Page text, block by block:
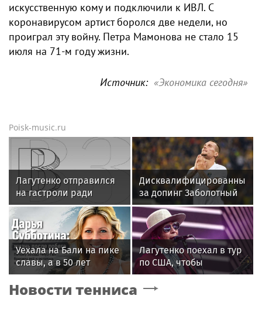
искусственную кому и подключили к ИВЛ. С
коронавирусом артист боролся две недели, но
проиграл эту войну. Петра Мамонова не стало 15
июля на 71-м году жизни.
Источник: «Экономика сегодня»
Poisk-music.ru
Лагутенко отправился
на гастроли ради
ремонта сгоревшего
особняка в США
Дисквалифицированный
за допинг Заболотный
подписал контракт с
клубом Басты
Уехала на Бали на пике
славы, а в 50 лет
выпустила книгу и
осталась одна: как
Лагутенко поехал в тур
по США, чтобы
наскрести на
восстановление
Новости тенниса